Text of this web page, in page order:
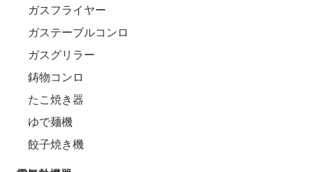
ガスフライヤー
ガステーブルコンロ
ガスグリラー
鋳物コンロ
たこ焼き器
ゆで麺機
餃子焼き機